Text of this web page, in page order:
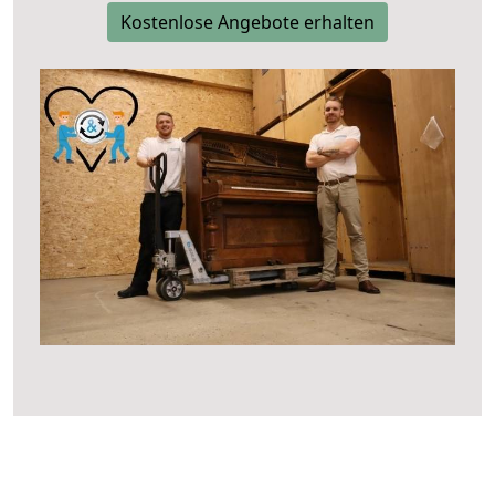
Kostenlose Angebote erhalten